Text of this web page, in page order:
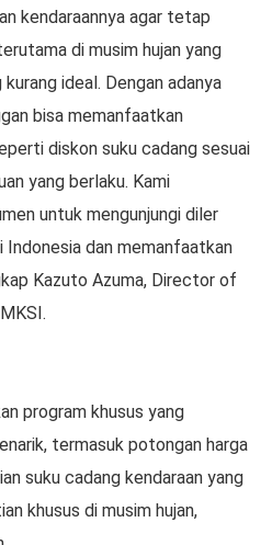
kendaraannya agar tetap
di musim hujan yang
ideal. Dengan adanya
bisa memanfaatkan
diskon suku cadang sesuai
yang berlaku. Kami
untuk mengunjungi diler
dan memanfaatkan
Kazuto Azuma, Director of
program khusus yang
termasuk potongan harga
suku cadang kendaraan yang
khusus di musim hujan,